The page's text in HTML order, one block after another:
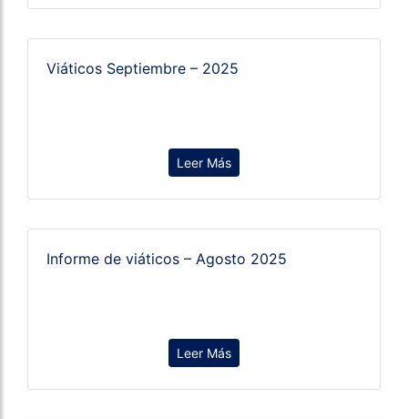
Viáticos Septiembre – 2025
Leer Más
Informe de viáticos – Agosto 2025
Leer Más